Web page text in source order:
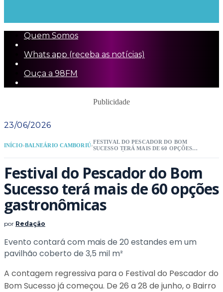
Quem Somos
Whats app (receba as notícias)
Ouça a 98FM
Publicidade
23/06/2026
INÍCIO›BALNEÁRIO CAMBORIÚ›
FESTIVAL DO PESCADOR DO BOM
SUCESSO TERÁ MAIS DE 60 OPÇÕES
Festival do Pescador do Bom
Sucesso terá mais de 60 opções
gastronômicas
por Redação
Evento contará com mais de 20 estandes em um
pavilhão coberto de 3,5 mil m²
A contagem regressiva para o Festival do Pescador do
Bom Sucesso já começou. De 26 a 28 de junho, o Bairro